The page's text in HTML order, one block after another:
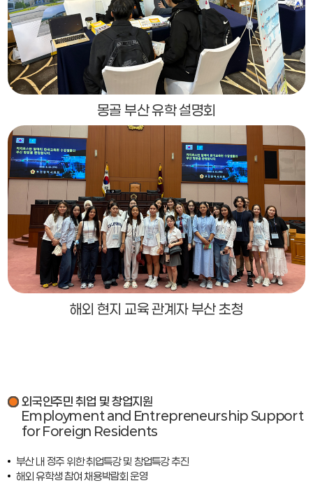
몽골 부산 유학 설명회
해외 현지 교육 관계자 부산 초청
외국인주민 취업 및 창업지원
Employment and Entrepreneurship Support
for Foreign Residents
부산 내 정주 위한 취업특강 및 창업특강 추진
해외 유학생 참여 채용박람회 운영